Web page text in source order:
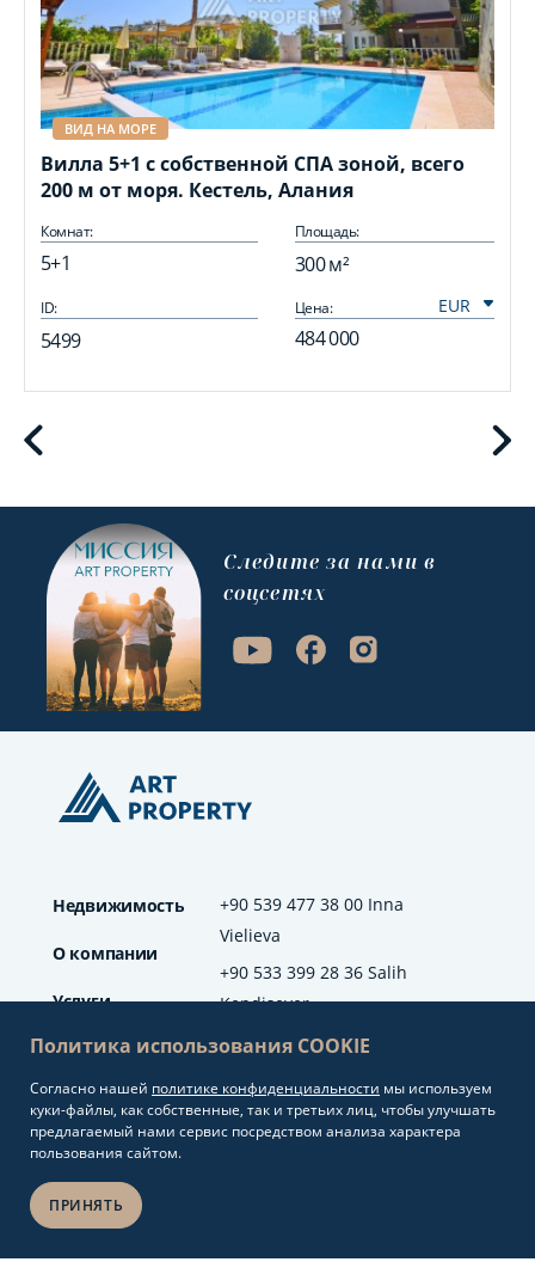
ВИД НА МОРЕ
Вилла 5+1 с собственной СПА зоной, всего
200 м от моря. Кестель, Алания
Комнат:
5+1
Площадь:
300 м²
ID:
5499
Цена:
484 000
+90 539 477 38 00 Inna
Vielieva
+90 533 399 28 36 Salih
Kendisever
info@artproperty.net
Mahmutlar Mah.
Недвижимость
О компании
Услуги
Отзывы
Блог
Cледите за нами в
соцсетях
Политика использования COOKIE
Согласно нашей политике конфиденциальности мы используем
куки-файлы, как собственные, так и третьих лиц, чтобы улучшать
предлагаемый нами сервис посредством анализа характера
пользования сайтом.
ПРИНЯТЬ